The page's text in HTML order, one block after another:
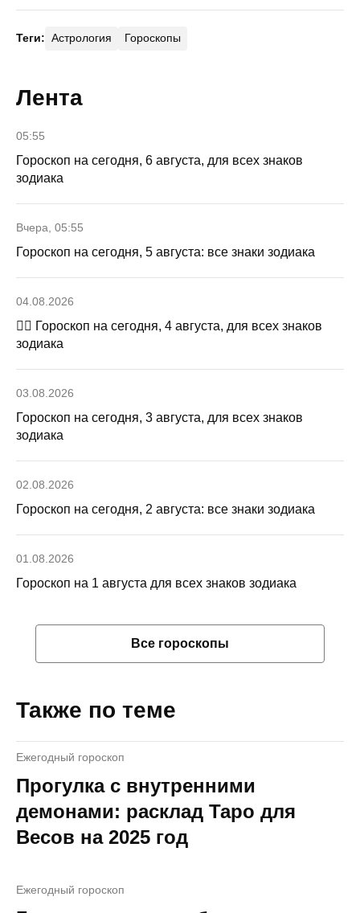
Теги: Астрология Гороскопы
Лента
05:55
Гороскоп на сегодня, 6 августа, для всех знаков
зодиака
Вчера, 05:55
Гороскоп на сегодня, 5 августа: все знаки зодиака
04.08.2026
🧙‍♀ Гороскоп на сегодня, 4 августа, для всех знаков
зодиака
03.08.2026
Гороскоп на сегодня, 3 августа, для всех знаков
зодиака
02.08.2026
Гороскоп на сегодня, 2 августа: все знаки зодиака
01.08.2026
Гороскоп на 1 августа для всех знаков зодиака
Все гороскопы
Также по теме
Ежегодный гороскоп
Прогулка с внутренними
демонами: расклад Таро для
Весов на 2025 год
Ежегодный гороскоп